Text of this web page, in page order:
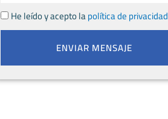
He leído y acepto lapolítica de privacidad
ENVIAR MENSAJE